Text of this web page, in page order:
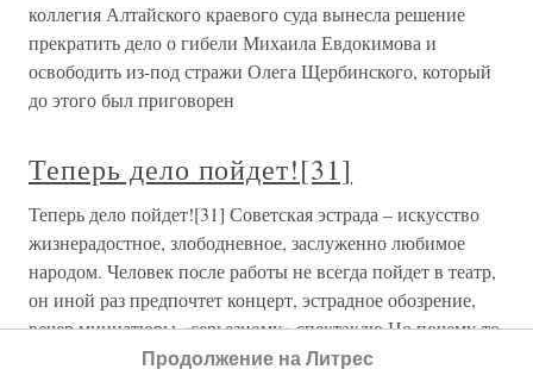
коллегия Алтайского краевого суда вынесла решение
прекратить дело о гибели Михаила Евдокимова и
освободить из-под стражи Олега Щербинского, который
до этого был приговорен
Теперь дело пойдет![31]
Теперь дело пойдет![31] Советская эстрада – искусство
жизнерадостное, злободневное, заслуженно любимое
народом. Человек после работы не всегда пойдет в театр,
он иной раз предпочтет концерт, эстрадное обозрение,
вечер миниатюры «серьезному» спектаклю.Но почему-то
Продолжение на Литрес